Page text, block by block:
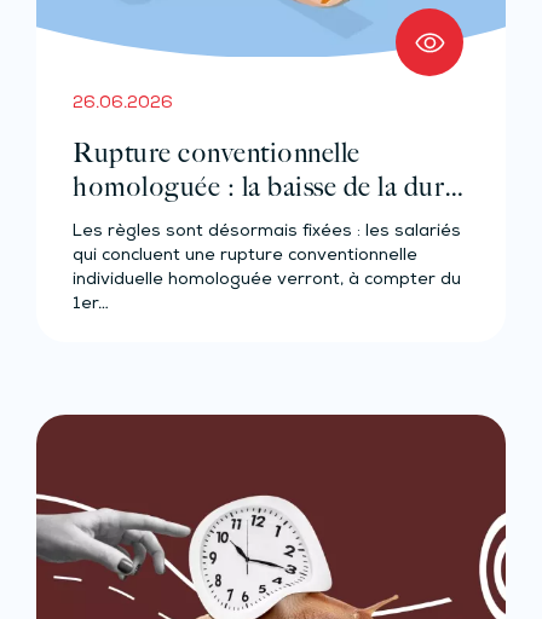
26.06.2026
Rupture conventionnelle
homologuée : la baisse de la durée
d’indemnisation est actée
Les règles sont désormais fixées : les salariés
qui concluent une rupture conventionnelle
individuelle homologuée verront, à compter du
1er…